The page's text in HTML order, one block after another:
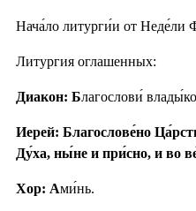
Нача́ло литурги́и от Неде́ли
Литургия оглашенных:
Диакон: Благослови́
Иерей: Благослове́но
Ду́ха, ны́не и при́сно, и во
Хор: Ами́нь.